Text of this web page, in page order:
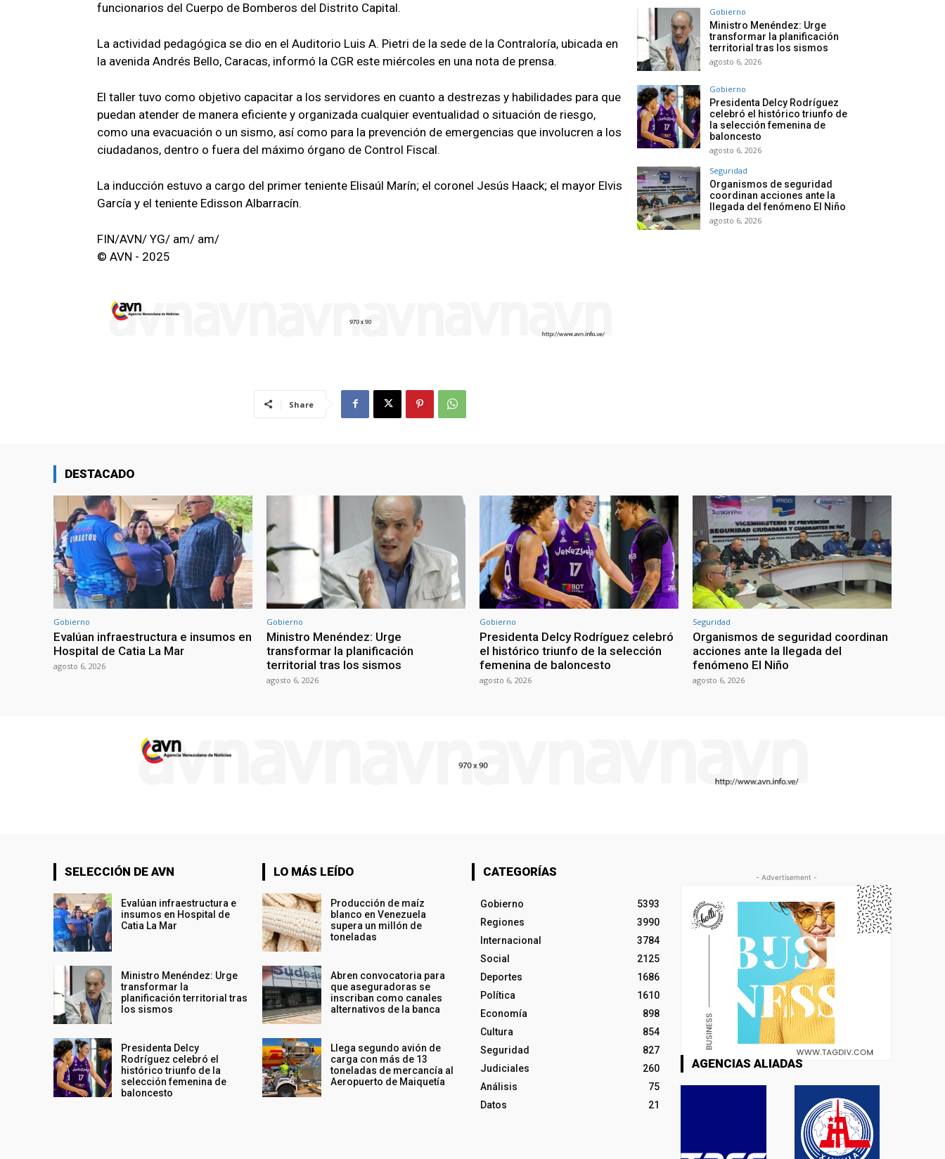
funcionarios del Cuerpo de Bomberos del Distrito Capital.
La actividad pedagógica se dio en el Auditorio Luis A. Pietri de la sede de la Contraloría, ubicada en
la avenida Andrés Bello, Caracas, informó la CGR este miércoles en una nota de prensa.
El taller tuvo como objetivo capacitar a los servidores en cuanto a destrezas y habilidades para que
puedan atender de manera eficiente y organizada cualquier eventualidad o situación de riesgo,
como una evacuación o un sismo, así como para la prevención de emergencias que involucren a los
ciudadanos, dentro o fuera del máximo órgano de Control Fiscal.
La inducción estuvo a cargo del primer teniente Elisaúl Marín; el coronel Jesús Haack; el mayor Elvis
García y el teniente Edisson Albarracín.
FIN/AVN/ YG/ am/ am/
© AVN - 2025
Share
Gobierno
Ministro Menéndez: Urge
transformar la planificación
territorial tras los sismos
agosto 6, 2026
Gobierno
Presidenta Delcy Rodríguez
celebró el histórico triunfo de
la selección femenina de
baloncesto
agosto 6, 2026
Seguridad
Organismos de seguridad
coordinan acciones ante la
llegada del fenómeno El Niño
agosto 6, 2026
DESTACADO
Gobierno
Evalúan infraestructura e insumos en
Hospital de Catia La Mar
agosto 6, 2026
Gobierno
Ministro Menéndez: Urge
transformar la planificación
territorial tras los sismos
agosto 6, 2026
Gobierno
Presidenta Delcy Rodríguez celebró
el histórico triunfo de la selección
femenina de baloncesto
agosto 6, 2026
Seguridad
Organismos de seguridad coordinan
acciones ante la llegada del
fenómeno El Niño
agosto 6, 2026
SELECCIÓN DE AVN
Evalúan infraestructura e
insumos en Hospital de
Catia La Mar
Ministro Menéndez: Urge
transformar la
planificación territorial tras
los sismos
Presidenta Delcy
Rodríguez celebró el
histórico triunfo de la
selección femenina de
baloncesto
LO MÁS LEÍDO
Producción de maíz
blanco en Venezuela
supera un millón de
toneladas
Abren convocatoria para
que aseguradoras se
inscriban como canales
alternativos de la banca
Llega segundo avión de
carga con más de 13
toneladas de mercancía al
Aeropuerto de Maiquetía
CATEGORÍAS
Gobierno
5393
Regiones
3990
Internacional
3784
Social
2125
Deportes
1686
Política
1610
Economía
898
Cultura
854
Seguridad
827
Judiciales
260
Análisis
75
Datos
21
- Advertisement -
AGENCIAS ALIADAS